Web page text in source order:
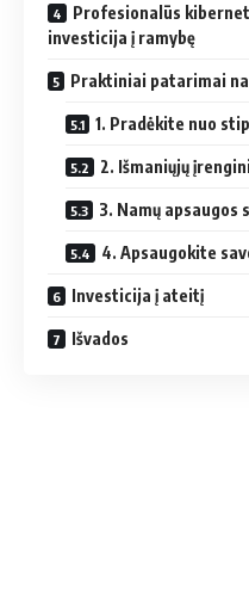
Profesionalūs
investicija į ramybę
Praktiniai patarimai
1. Pradėkite nuo
2. Išmaniųjų
3. Namų apsaugos
4. Apsaugokite
Investicija į ateitį
Išvados